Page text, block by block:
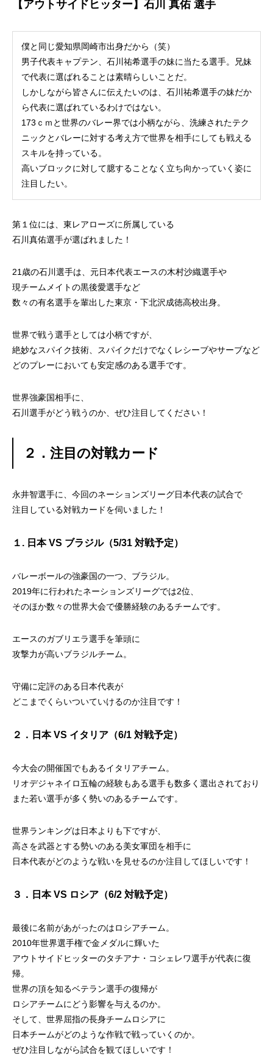
【アウトサイドヒッター】石川 真佑 選手
僕と同じ愛知県岡崎市出身だから（笑）
男子代表キャプテン、石川祐希選手の妹に当たる選手。兄妹
で代表に選ばれることは素晴らしいことだ。
しかしながら皆さんに伝えたいのは、石川祐希選手の妹だか
ら代表に選ばれているわけではない。
173ｃｍと世界のバレー界では小柄ながら、洗練されたテク
ニックとバレーに対する考え方で世界を相手にしても戦える
スキルを持っている。
高いブロックに対して臆することなく立ち向かっていく姿に
注目したい。
第１位には、東レアローズに所属している
石川真佑選手が選ばれました！
21歳の石川選手は、元日本代表エースの木村沙織選手や
現チームメイトの黒後愛選手など
数々の有名選手を輩出した東京・下北沢成徳高校出身。
世界で戦う選手としては小柄ですが、
絶妙なスパイク技術、スパイクだけでなくレシーブやサーブなど
どのプレーにおいても安定感のある選手です。
世界強豪国相手に、
石川選手がどう戦うのか、ぜひ注目してください！
２．注目の対戦カード
永井智選手に、今回のネーションズリーグ日本代表の試合で
注目している対戦カードを伺いました！
１. 日本 VS ブラジル（5/31 対戦予定）
バレーボールの強豪国の一つ、ブラジル。
2019年に行われたネーションズリーグでは2位、
そのほか数々の世界大会で優勝経験のあるチームです。
エースのガブリエラ選手を筆頭に
攻撃力が高いブラジルチーム。
守備に定評のある日本代表が
どこまでくらいついていけるのか注目です！
２．日本 VS イタリア（6/1 対戦予定）
今大会の開催国でもあるイタリアチーム。
リオデジャネイロ五輪の経験もある選手も数多く選出されており
また若い選手が多く勢いのあるチームです。
世界ランキングは日本よりも下ですが、
高さを武器とする勢いのある美女軍団を相手に
日本代表がどのような戦いを見せるのか注目してほしいです！
３．日本 VS ロシア（6/2 対戦予定）
最後に名前があがったのはロシアチーム。
2010年世界選手権で金メダルに輝いた
アウトサイドヒッターのタチアナ・コシェレワ選手が代表に復
帰。
世界の頂を知るベテラン選手の復帰が
ロシアチームにどう影響を与えるのか。
そして、世界屈指の長身チームロシアに
日本チームがどのような作戦で戦っていくのか。
ぜひ注目しながら試合を観てほしいです！